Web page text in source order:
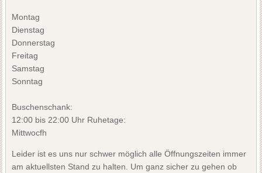
Montag
Dienstag
Donnerstag
Freitag
Samstag
Sonntag
Buschenschank:
12:00 bis 22:00 Uhr Ruhetage:
Mittwocfh
Leider ist es uns nur schwer möglich alle Öffnungszeiten immer
am aktuellsten Stand zu halten. Um ganz sicher zu gehen ob